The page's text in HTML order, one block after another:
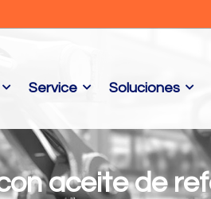
Service Soluciones
aceite de